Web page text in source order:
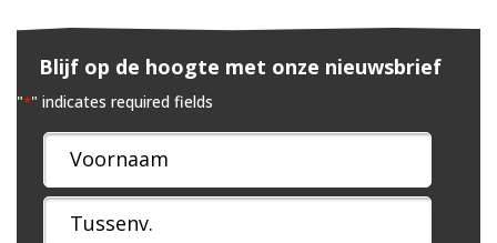
Blijf op de hoogte met onze nieuwsbrief
"*" indicates required fields
Naam
*